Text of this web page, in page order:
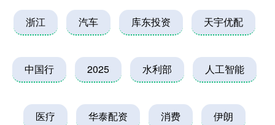
浙江 汽车 库东投资 天宇优配
中国行 2025 水利部 人工智能
医疗 华泰配资 消费 伊朗